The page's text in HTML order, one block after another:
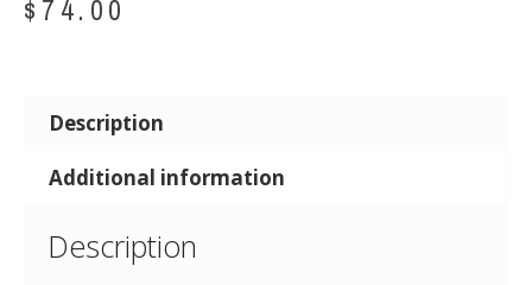
$ 74.00
Description
Additional information
Description